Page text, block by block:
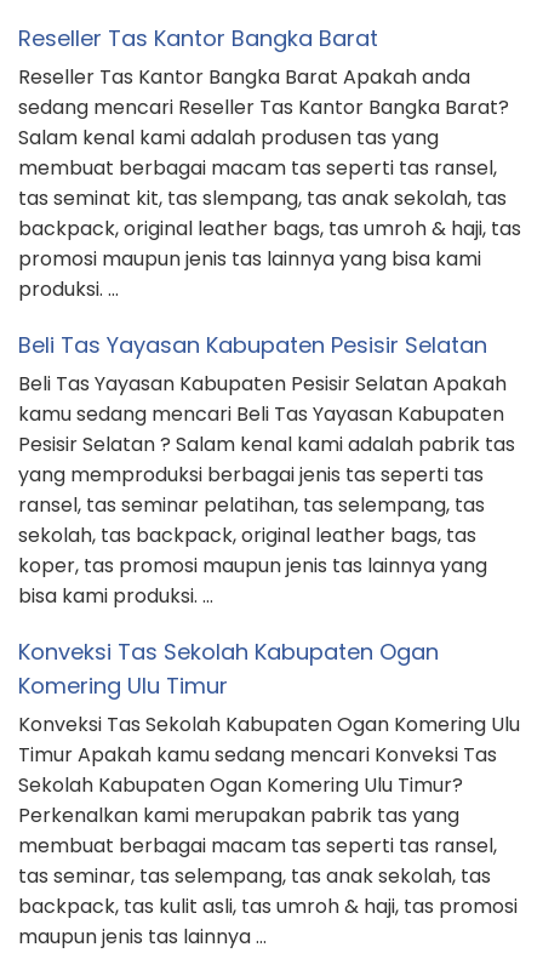
Reseller Tas Kantor Bangka Barat
Reseller Tas Kantor Bangka Barat Apakah anda
sedang mencari Reseller Tas Kantor Bangka Barat?
Salam kenal kami adalah produsen tas yang
membuat berbagai macam tas seperti tas ransel,
tas seminat kit, tas slempang, tas anak sekolah, tas
backpack, original leather bags, tas umroh & haji, tas
promosi maupun jenis tas lainnya yang bisa kami
produksi. …
Beli Tas Yayasan Kabupaten Pesisir Selatan
Beli Tas Yayasan Kabupaten Pesisir Selatan Apakah
kamu sedang mencari Beli Tas Yayasan Kabupaten
Pesisir Selatan ? Salam kenal kami adalah pabrik tas
yang memproduksi berbagai jenis tas seperti tas
ransel, tas seminar pelatihan, tas selempang, tas
sekolah, tas backpack, original leather bags, tas
koper, tas promosi maupun jenis tas lainnya yang
bisa kami produksi. …
Konveksi Tas Sekolah Kabupaten Ogan
Komering Ulu Timur
Konveksi Tas Sekolah Kabupaten Ogan Komering Ulu
Timur Apakah kamu sedang mencari Konveksi Tas
Sekolah Kabupaten Ogan Komering Ulu Timur?
Perkenalkan kami merupakan pabrik tas yang
membuat berbagai macam tas seperti tas ransel,
tas seminar, tas selempang, tas anak sekolah, tas
backpack, tas kulit asli, tas umroh & haji, tas promosi
maupun jenis tas lainnya …